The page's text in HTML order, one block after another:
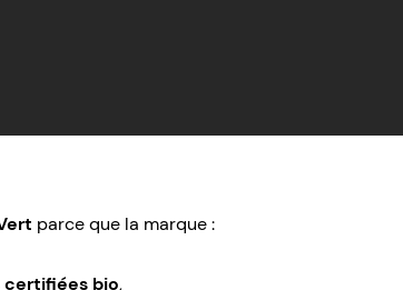
parce que la marque :
certifiées bio,